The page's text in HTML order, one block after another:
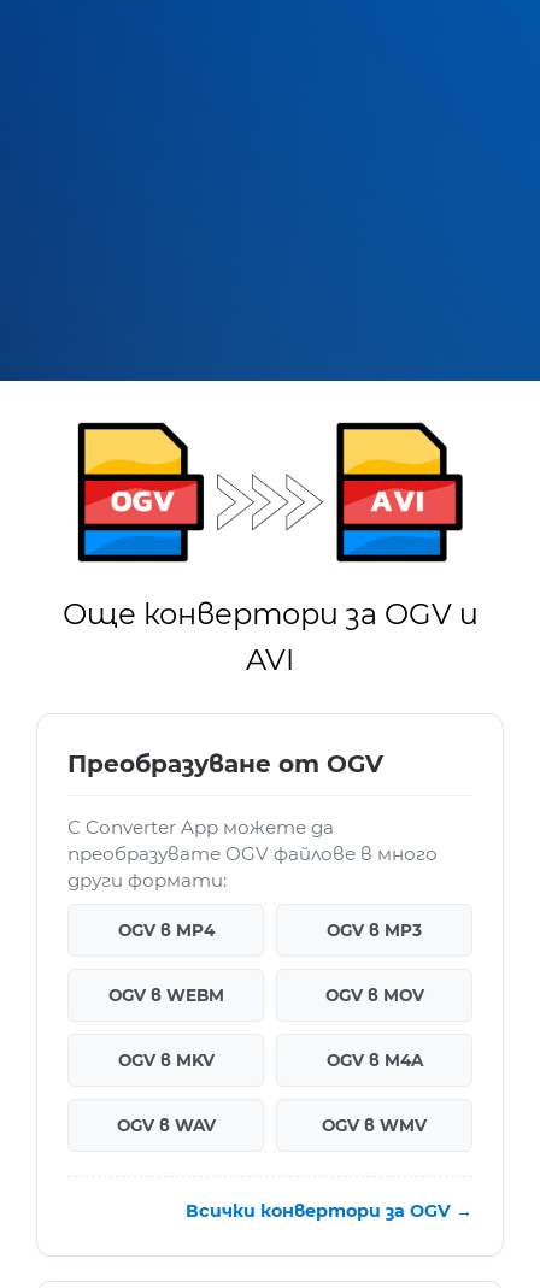
Още конвертори за OGV и
AVI
Преобразуване от OGV
С Converter App можете да
преобразувате OGV файлове в много
други формати:
OGV в MP4 OGV в MP3
OGV в WEBM OGV в MOV
OGV в MKV OGV в M4A
OGV в WAV OGV в WMV
Всички конвертори за OGV →